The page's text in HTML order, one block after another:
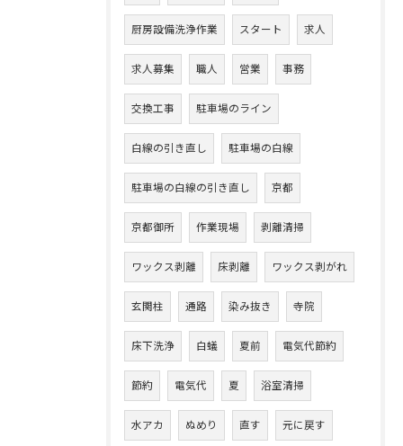
厨房設備洗浄作業 スタート 求人
求人募集 職人 営業 事務
交換工事 駐車場のライン
白線の引き直し 駐車場の白線
駐車場の白線の引き直し 京都
京都御所 作業現場 剥離清掃
ワックス剥離 床剥離 ワックス剥がれ
玄関柱 通路 染み抜き 寺院
床下洗浄 白蟻 夏前 電気代節約
節約 電気代 夏 浴室清掃
水アカ ぬめり 直す 元に戻す